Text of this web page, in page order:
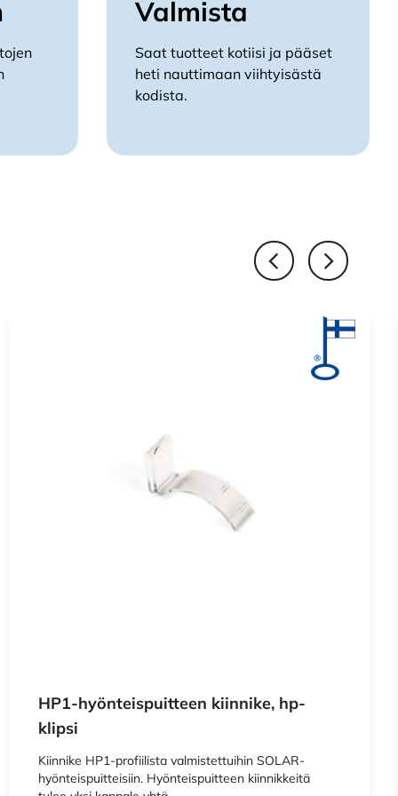
Arvostelu
Valmista
Saat tuotteet kotiisi ja pääset
heti nauttimaan viihtyisästä
kodista.
HP1-hyönteispuitteen kiinnike, hp-
klipsi
Kiinnike HP1-profiilista valmistettuihin SOLAR-
hyönteispuitteisiin. Hyönteispuitteen kiinnikkeitä